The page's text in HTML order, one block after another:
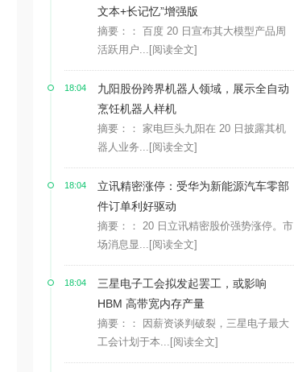
文本+长记忆”增强版
摘要：： 百度 20 日宣布其大模型产品周
活跃用户... [阅读全文]
18:04
九阳股份跨界机器人领域，展示全自动
烹饪机器人样机
摘要：： 家电巨头九阳在 20 日披露其机
器人业务... [阅读全文]
18:04
立讯精密涨停：受华为新能源汽车零部
件订单利好驱动
摘要：： 20 日立讯精密股价强势涨停。市
场消息显... [阅读全文]
18:04
三星电子工会拟发起罢工，或影响
HBM 高带宽内存产量
摘要：： 因薪资谈判破裂，三星电子最大
工会计划于本... [阅读全文]